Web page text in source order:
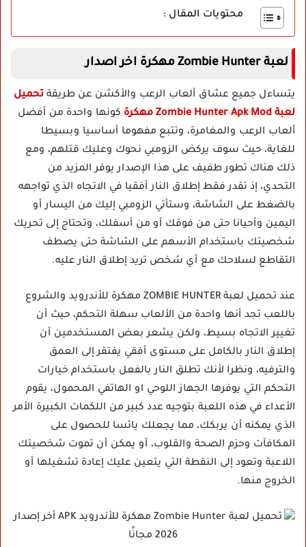
محتويات المقال :
لعبة Zombie Hunter مهكرة اخر اصدار
يتساءل جميع عشاق ألعاب الرعب والأكشن عن طريقة تحميل
لعبة Zombie Hunter Apk Mod مهكرة
كونها واحدة من أفضل
ألعاب الرعب والمغامرة، وتتبع مفهوما أساسيا وبسيطا
للغاية، حيث سوف يركض الزومبي نحوك وعليك قتلهم، ومع
ذلك هناك تطور طفيف على هذا الإصدار يوفر المزيد من
التحدي، إذ تقدر فقط إطلاق النار أفقيا في الاتجاه الذي تواجهه
بالضغط على الشاشة، وستأتي الزومبي إليك من اليسار أو
اليمين وأحيانا حتى من فوقك أو من أسفلك، وتحتاج إلى تحريك
شخصيتك باستخدام الأسهم على الشاشة حتى يصطف
التقاطع لسلاحك مع أي شخص تريد إطلاق النار عليه.
عند تحميل لعبة ZOMBIE HUNTER مهكرة للأندرويد والشروع
باللعب تجد أنها واحدة من الألعاب سهلة التحكم، حيث أن
تغيير الاتجاه بسيط، ولكن يشعر بعض المستخدمين أن
إطلاق النار بالكامل على مستوى أفقي يفتقر إلى العمق
والترفيه، ونظرا لأنك تطلق النار بالفعل باستخدام خيارات
التحكم التي يوفرها الجهاز اللوحي او الهاتفي المحمول، يقوم
الأعداء في هذه اللعبة بتوجيه عدد كبير من اللكمات الكبيرة الأمر
الذي يمكنه أن يربكك، مما يجعلك يائسا للحصول على
المكافآت وحزم الصحة والقلوب، أو يمكن أن تموت شخصيتك
اللاعبة وتعود إلى النقطة التي يتعين عليك إعادة تشغيلها أو
الخروج منها.